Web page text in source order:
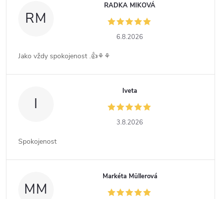
RM
RADKA MIKOVÁ
6.8.2026
Jako vždy spokojenost .👍⚘️⚘️
I
Iveta
3.8.2026
Spokojenost
MM
Markéta Müllerová